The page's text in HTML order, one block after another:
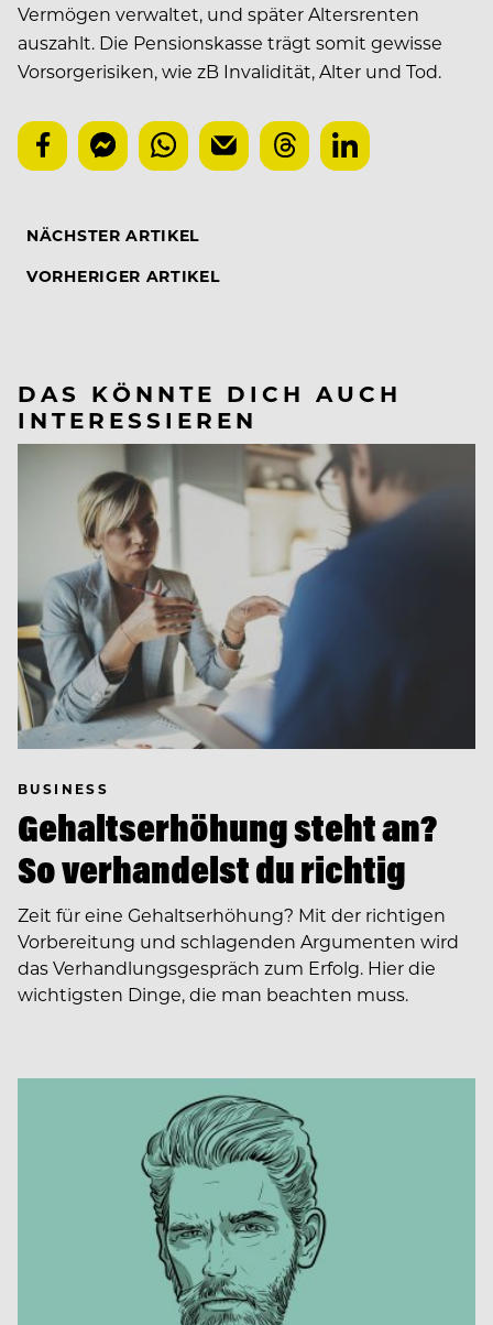
Vermögen verwaltet, und später Altersrenten
auszahlt. Die Pensionskasse trägt somit gewisse
Vorsorgerisiken, wie zB Invalidität, Alter und Tod.
NÄCHSTER ARTIKEL
VORHERIGER ARTIKEL
DAS KÖNNTE DICH AUCH
INTERESSIEREN
BUSINESS
Gehaltserhöhung steht an?
So verhandelst du richtig
Zeit für eine Gehaltserhöhung? Mit der richtigen
Vorbereitung und schlagenden Argumenten wird
das Verhandlungsgespräch zum Erfolg. Hier die
wichtigsten Dinge, die man beachten muss.